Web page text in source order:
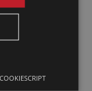
is al meer
uw
in
voor het